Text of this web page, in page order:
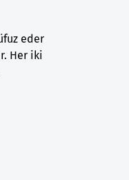
eder
Her iki